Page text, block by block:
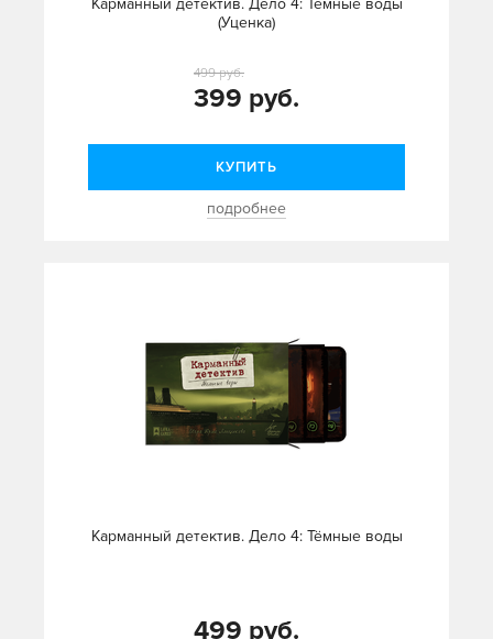
Карманный детектив. Дело 4: Тёмные воды
(Уценка)
399 руб.
499 руб.
КУПИТЬ
подробнее
Карманный детектив. Дело 4: Тёмные воды
499 руб.